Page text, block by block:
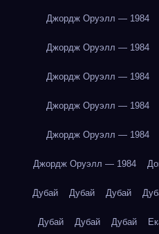
Джордж Оруэлл — 1984
Джордж Оруэлл — 1984
Джордж Оруэлл — 1984
Джордж Оруэлл — 1984
Джордж Оруэлл — 1984
Джордж Оруэлл — 1984
Дубай Дубай Дубай
Дубай Дубай Дубай